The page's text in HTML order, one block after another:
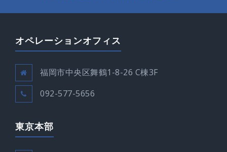
オペレーションオフィス
福岡市中央区舞鶴1-8-26 C棟3F
092-577-5656
東京本部